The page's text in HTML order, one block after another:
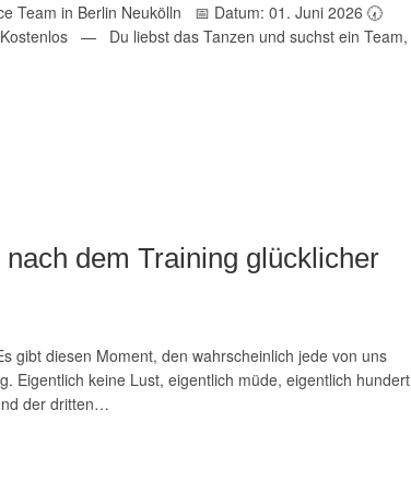
Team in Berlin Neukölln 📅 Datum: 01. Juni 2026 🕢
— Du liebst das Tanzen und suchst ein Team,
dem Training glücklicher
gibt diesen Moment, den wahrscheinlich jede von uns
Eigentlich keine Lust, eigentlich müde, eigentlich hundert
der dritten…